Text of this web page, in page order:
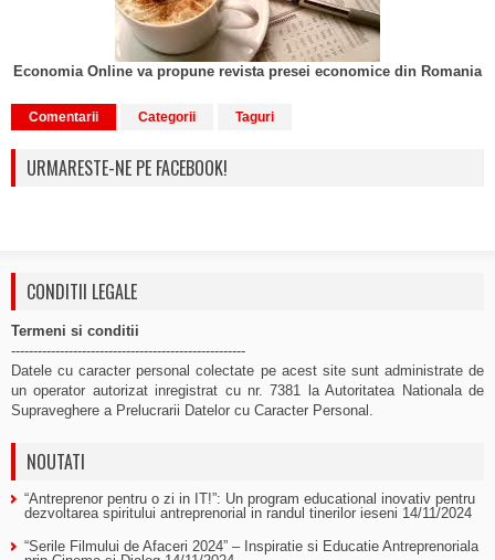
Economia Online va propune revista presei economice din Romania
Comentarii Categorii Taguri
URMARESTE-NE PE FACEBOOK!
CONDITII LEGALE
Termeni si conditii
-----------------------------------------------------
Datele cu caracter personal colectate pe acest site sunt administrate de
un operator autorizat inregistrat cu nr. 7381 la Autoritatea Nationala de
Supraveghere a Prelucrarii Datelor cu Caracter Personal.
NOUTATI
“Antreprenor pentru o zi in IT!”: Un program educational inovativ pentru
dezvoltarea spiritului antreprenorial in randul tinerilor ieseni 14/11/2024
“Serile Filmului de Afaceri 2024” – Inspiratie si Educatie Antreprenoriala